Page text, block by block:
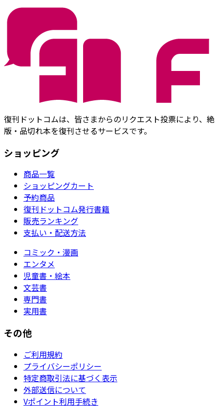
復刊ドットコムは、皆さまからのリクエスト投票により、絶
版・品切れ本を復刊させるサービスです。
ショッピング
商品一覧
ショッピングカート
予約商品
復刊ドットコム発行書籍
販売ランキング
支払い・配送方法
コミック・漫画
エンタメ
児童書・絵本
文芸書
専門書
実用書
その他
ご利用規約
プライバシーポリシー
特定商取引法に基づく表示
外部送信について
Vポイント利用手続き